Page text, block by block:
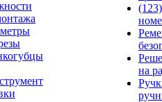
на